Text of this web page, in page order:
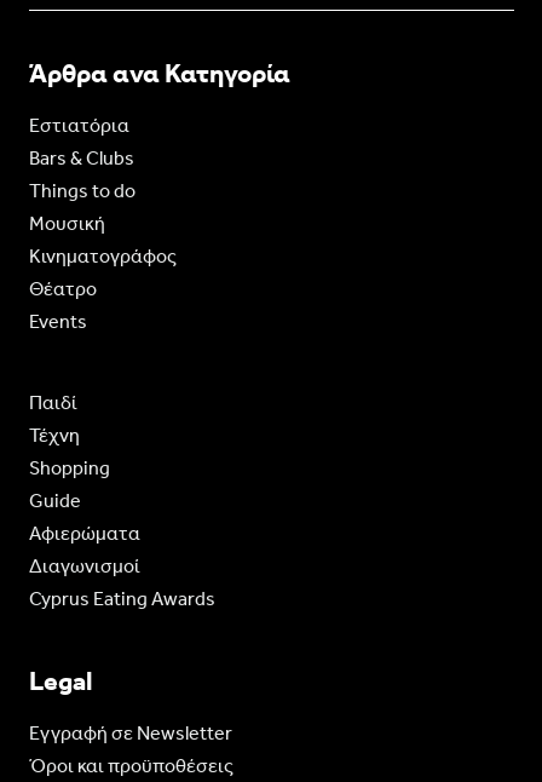
Άρθρα ανα Κατηγορία
Εστιατόρια
Bars & Clubs
Things to do
Moυσική
Κινηματογράφος
Θέατρο
Events
Παιδί
Τέχνη
Shopping
Guide
Aφιερώματα
Διαγωνισμοί
Cyprus Eating Awards
Legal
Eγγραφή σε Newsletter
Όροι και προϋποθέσεις